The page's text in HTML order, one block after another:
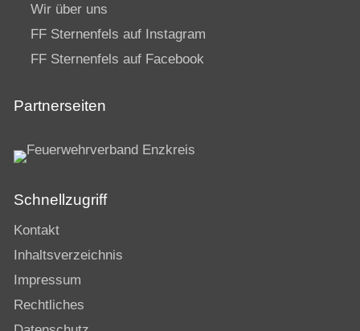
Wir über uns
FF Sternenfels auf Instagram
FF Sternenfels auf Facebook
Partnerseiten
Schnellzugriff
Kontakt
Inhaltsverzeichnis
Impressum
Rechtliches